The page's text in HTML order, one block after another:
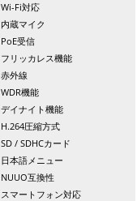
Wi-Fi対応
内蔵マイク
PoE受信
フリッカレス機能
赤外線
WDR機能
デイナイト機能
H.264圧縮方式
SD / SDHCカード
日本語メニュー
NUUO互換性
スマートフォン対応